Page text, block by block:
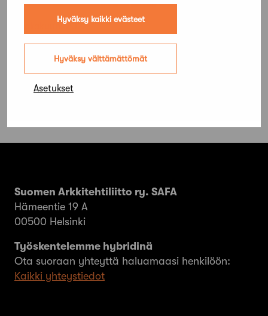
Hyväksy kaikki evästeet
Hyväksy välttämättömät
Asetukset
4 lokakuun, 2022
Tikkurilan Väritehtaan kutsukilpailu
Suomen Arkkitehtiliitto ry. SAFA
Hämeentie 19 A
00500 Helsinki
Työskentelemme hybridinä
Ota suoraan yhteyttä haluamaasi henkilöön:
Kaikki yhteystiedot